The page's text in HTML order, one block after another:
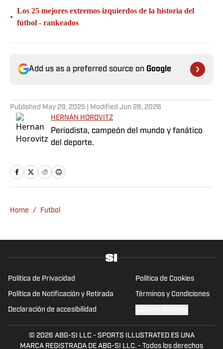
•
Los 25 mejores extremos izquierdos de la historia del
fútbol - rankeados
Add us as a preferred source on Google
Published May 29, 2025 | Modified Jun 28, 2026
HERNÁN HOROVITZ
Periodista, campeón del mundo y fanático
del deporte.
Home / Futbol
Política de Privacidad Política de Cookies
Política de Notificación y Retirada Términos y Condiciones
Declaración de accesibilidad
© 2026 ABG-SI LLC - SPORTS ILLUSTRATED ES UNA
MARCA REGISTRADA DE ABG-SI LLC. - Todos los derechos